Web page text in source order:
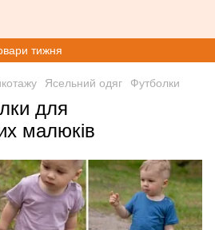
тижня
Ясельний одяг Футболки
для
малюків